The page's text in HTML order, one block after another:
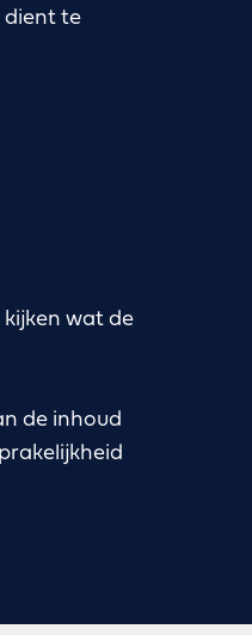
dient te
wat de
de inhoud